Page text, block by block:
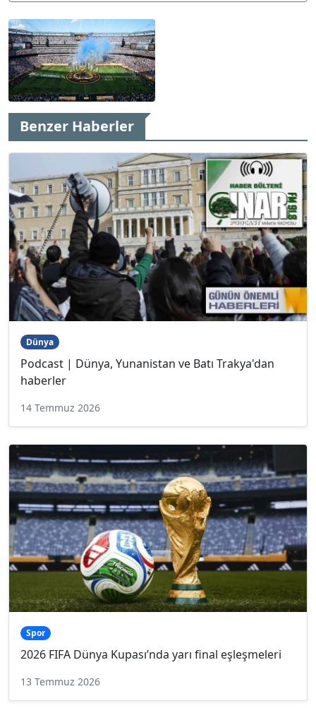
Benzer Haberler
Dünya
Podcast | Dünya, Yunanistan ve Batı Trakya'dan
haberler
14 Temmuz 2026
Spor
2026 FIFA Dünya Kupası’nda yarı final eşleşmeleri
13 Temmuz 2026